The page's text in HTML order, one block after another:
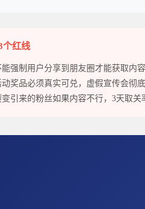
个红线
能强制用户分享到朋友圈才能获取内
动奖品必须真实可兑，虚假宣传会彻
变引来的粉丝如果内容不行，3天取关